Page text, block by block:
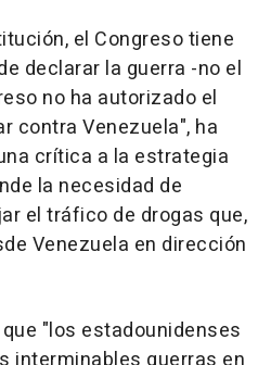
el Congreso tiene
declarar la guerra -no el
no ha autorizado el
contra Venezuela", ha
crítica a la estrategia
la necesidad de
el tráfico de drogas que,
Venezuela en dirección
"los estadounidenses